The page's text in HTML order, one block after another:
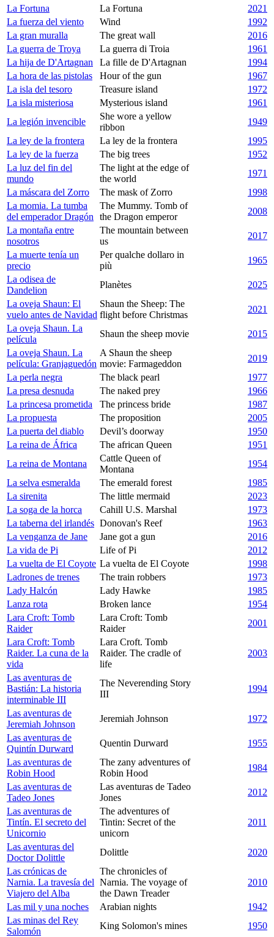
La Fortuna La Fortuna
2021
La fuerza del viento
Wind
1992
La gran muralla
The great wall
2016
La guerra de Troya
La guerra di Troia
1961
La hija de D'Artagnan
La fille de D'Artagnan
1994
La hora de las pistolas
Hour of the gun
1967
La isla del tesoro
Treasure island
1972
La isla misteriosa
Mysterious island
1961
La legión invencible
She wore a yellow
ribbon
1949
La ley de la frontera
La ley de la frontera
1995
La ley de la fuerza
The big trees
1952
La luz del fin del
mundo
The light at the edge of
the world
1971
La máscara del Zorro
The mask of Zorro
1998
La momia. La tumba
del emperador Dragón
The Mummy. Tomb of
the Dragon emperor
2008
La montaña entre
nosotros
The mountain between
us
2017
La muerte tenía un
precio
Per qualche dollaro in
più
1965
La odisea de
Dandelion
Planètes
2025
La oveja Shaun: El
vuelo antes de Navidad
Shaun the Sheep: The
flight before Christmas
2021
La oveja Shaun. La
película
Shaun the sheep movie
2015
La oveja Shaun. La
película: Granjaguedón
A Shaun the sheep
movie: Farmageddon
2019
La perla negra
The black pearl
1977
La presa desnuda
The naked prey
1966
La princesa prometida
The princess bride
1987
La propuesta
The proposition
2005
La puerta del diablo
Devil’s doorway
1950
La reina de África
The african Queen
1951
La reina de Montana
Cattle Queen of
Montana
1954
La selva esmeralda
The emerald forest
1985
La sirenita
The little mermaid
2023
La soga de la horca
Cahill U.S. Marshal
1973
La taberna del irlandés Donovan's Reef
1963
La venganza de Jane
Jane got a gun
2016
La vida de Pi
Life of Pi
2012
La vuelta de El Coyote La vuelta de El Coyote
1998
Ladrones de trenes
The train robbers
1973
Lady Halcón
Lady Hawke
1985
Lanza rota
Broken lance
1954
Lara Croft: Tomb
Raider
Lara Croft: Tomb
Raider
2001
Lara Croft: Tomb
Raider. La cuna de la
vida
Lara Croft. Tomb
Raider. The cradle of
life
2003
Las aventuras de
Bastián: La historia
interminable III
The Neverending Story
III
1994
Las aventuras de
Jeremiah Johnson
Jeremiah Johnson
1972
Las aventuras de
Quintín Durward
Quentin Durward
1955
Las aventuras de
Robin Hood
The zany adventures of
Robin Hood
1984
Las aventuras de
Tadeo Jones
Las aventuras de Tadeo
Jones
2012
Las aventuras de
Tintín. El secreto del
Unicornio
The adventures of
Tintin: Secret of the
unicorn
2011
Las aventuras del
Doctor Dolittle
Dolittle
2020
Las crónicas de
Narnia. La travesía del
Viajero del Alba
The chronicles of
Narnia. The voyage of
the Dawn Treader
2010
Las mil y una noches Arabian nights
1942
Las minas del Rey
Salomón
King Solomon's mines
1950